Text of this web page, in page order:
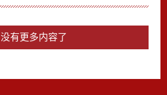
没有更多内容了